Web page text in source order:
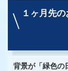
１ヶ月先の
背景が「緑色の